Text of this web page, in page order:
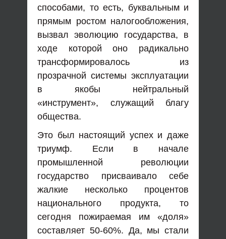
способами, то есть, буквальным и
прямым ростом налогообложения,
вызвал эволюцию государства, в
ходе которой оно радикально
трансформировалось из
прозрачной системы эксплуатации
в якобы нейтральный
«инструмент», служащий благу
общества.
Это был настоящий успех и даже
триумф. Если в начале
промышленной революции
государство присваивало себе
жалкие несколько процентов
национального продукта, то
сегодня пожираемая им «доля»
составляет 50-60%. Да, мы стали